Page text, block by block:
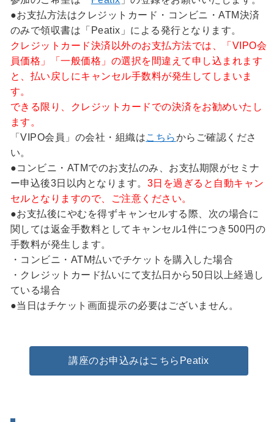
●お支払方法はクレジットカード・コンビニ・ATM決済
のみで領収書は「Peatix」による発行となります。
クレジットカード決済以外のお支払方法では、「VIPO会
員価格」「一般価格」の選択を間違えて申し込まれます
と、払い戻しにキャンセル手数料が発生してしまいま
す。
できる限り、クレジットカードでの決済をお勧めいたし
ます。
「VIPO会員」の会社・組織はこちらからご確認くださ
い。
●コンビニ・ATMでのお支払のみ、お支払期限がセミナ
ー申込後3日以内となります。 3日を過ぎると自動キャン
セルとなりますので、ご注意ください。
●お支払後にやむを得ずキャンセルする際、次の場合に
関しては返金手数料としてキャンセル1件につき500円の
手数料が発生します。
・コンビニ・ATM払いでチケットを購入した場合
・クレジットカード払いにて支払日から50日以上経過し
ている場合
●当日はチケット画面提示の必要はございません。
講座のお申込みはこちらPeatix